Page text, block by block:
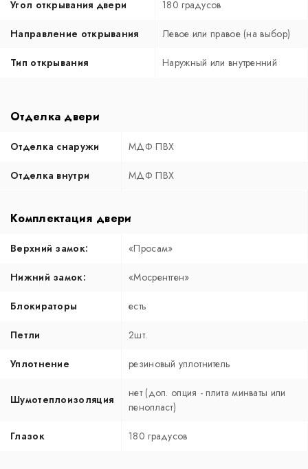
Угол открывания двери 180 градусов
Направление открывания Левое или правое (на выбор)
Тип открывания Наружный или внутренний
Отделка двери
Отделка снаружи МДФ ПВХ
Отделка внутри МДФ ПВХ
Комплектация двери
Верхний замок: «Просам»
Нижний замок: «Мосрентген»
Блокираторы есть
Петли 2шт.
Уплотнение резиновый уплотнитель
Шумотеплоизоляция
нет (доп. опция - плита минваты или
пенопласт)
Глазок 180 градусов